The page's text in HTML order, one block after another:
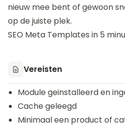
nieuw mee bent of gewoon
op de juiste plek.
SEO Meta Templates in 5
Vereisten
Module geinstalleerd en
Cache geleegd
Minimaal een product of